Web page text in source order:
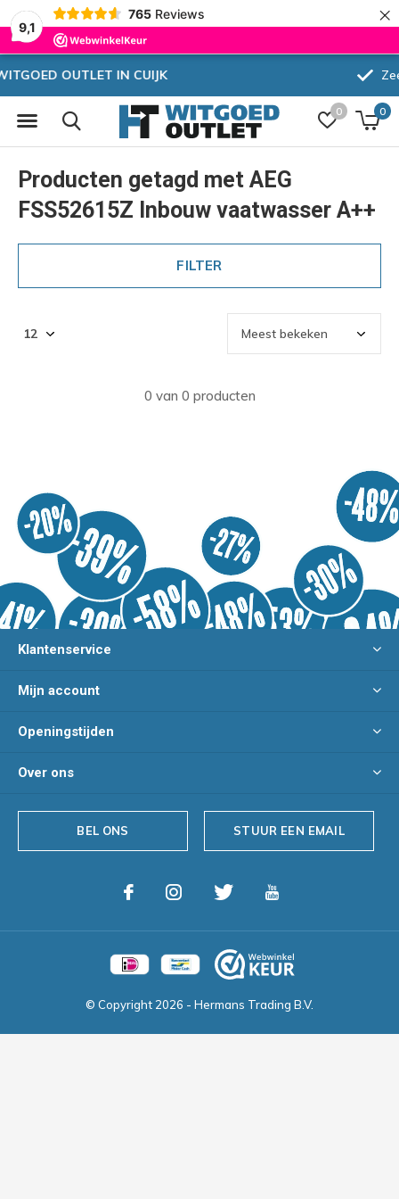
9,1
765 Reviews ×
0 0
Producten getagd met AEG
FSS52615Z Inbouw vaatwasser A++
FILTER
0 van 0 producten
Klantenservice
Mijn account
Openingstijden
Over ons
BEL ONS STUUR EEN EMAIL
© Copyright 2026 - Hermans Trading B.V.